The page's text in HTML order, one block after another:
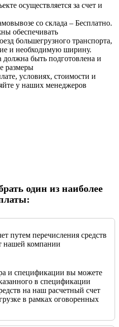
осуществляется за счет и
со склада – Бесплатно.
обеспечивать
большегрузного транспорта,
и необходимую ширину.
должна быть подготовлена и
размеры
условиях, стоимости и
у наших менеджеров
один из наиболее
путем перечисления средств
нашей компании
и спецификации вы можете
в спецификации
на наш расчетный счет
в рамках оговоренных